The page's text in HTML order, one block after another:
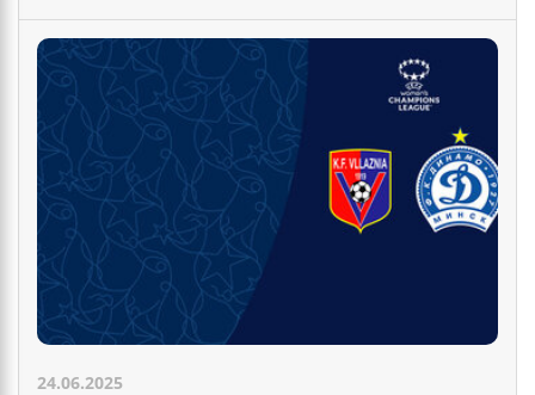
24.06.2025